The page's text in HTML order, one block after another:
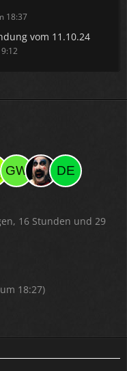
18:37
vom 11.10.24
16 Stunden und 29
18:27)